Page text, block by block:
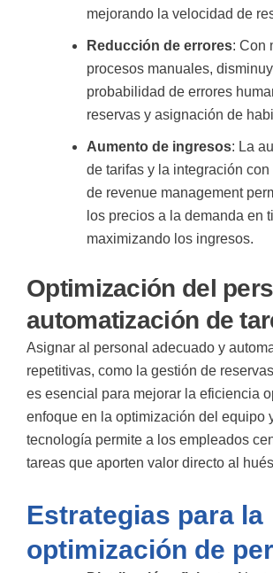
mejorando la velocidad de
Reducción de errores: Con
procesos manuales,
probabilidad de errores
reservas y asignación de
Aumento de ingresos: La
de tarifas y la integración
de revenue management
los precios a la demanda en
maximizando los ingresos.
Optimización del
automatización de
Asignar al personal adecuado y
repetitivas, como la gestión de
es esencial para mejorar la eficiencia
enfoque en la optimización del equipo
tecnología permite a los empleados
tareas que aporten valor directo al
Estrategias para la
optimización de